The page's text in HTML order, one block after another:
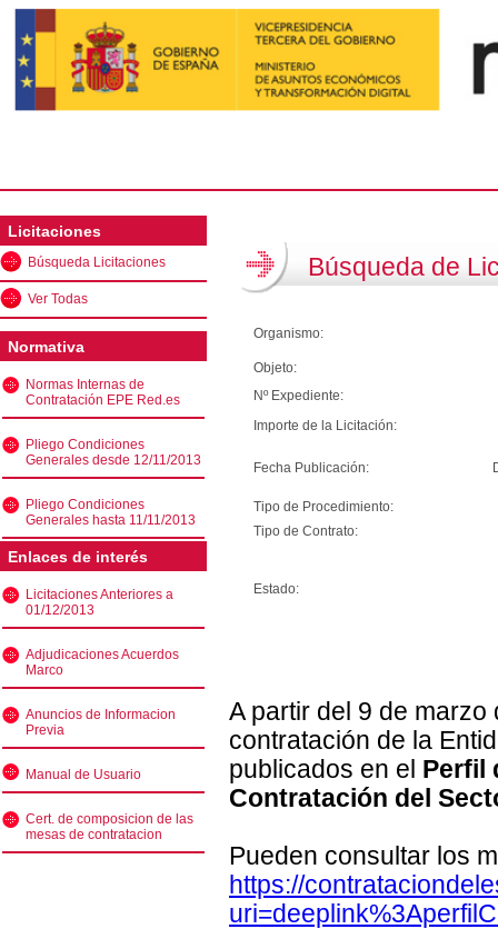
Licitaciones
Búsqueda Licitaciones
Ver Todas
Normativa
Normas Internas de
Contratación EPE Red.es
Pliego Condiciones
Generales desde 12/11/2013
Pliego Condiciones
Generales hasta 11/11/2013
Enlaces de interés
Licitaciones Anteriores a
01/12/2013
Adjudicaciones Acuerdos
Marco
Anuncios de Informacion
Previa
Manual de Usuario
Cert. de composicion de las
mesas de contratacion
Búsqueda de
Organismo:
Objeto:
Nº Expediente:
Importe de la Licitación:
Fecha Publicación:
Tipo de Procedimiento:
Tipo de Contrato:
Estado:
A partir del 9 de
contratación de la
publicados en el Perfil
Contratación del
Pueden consultar los
https://